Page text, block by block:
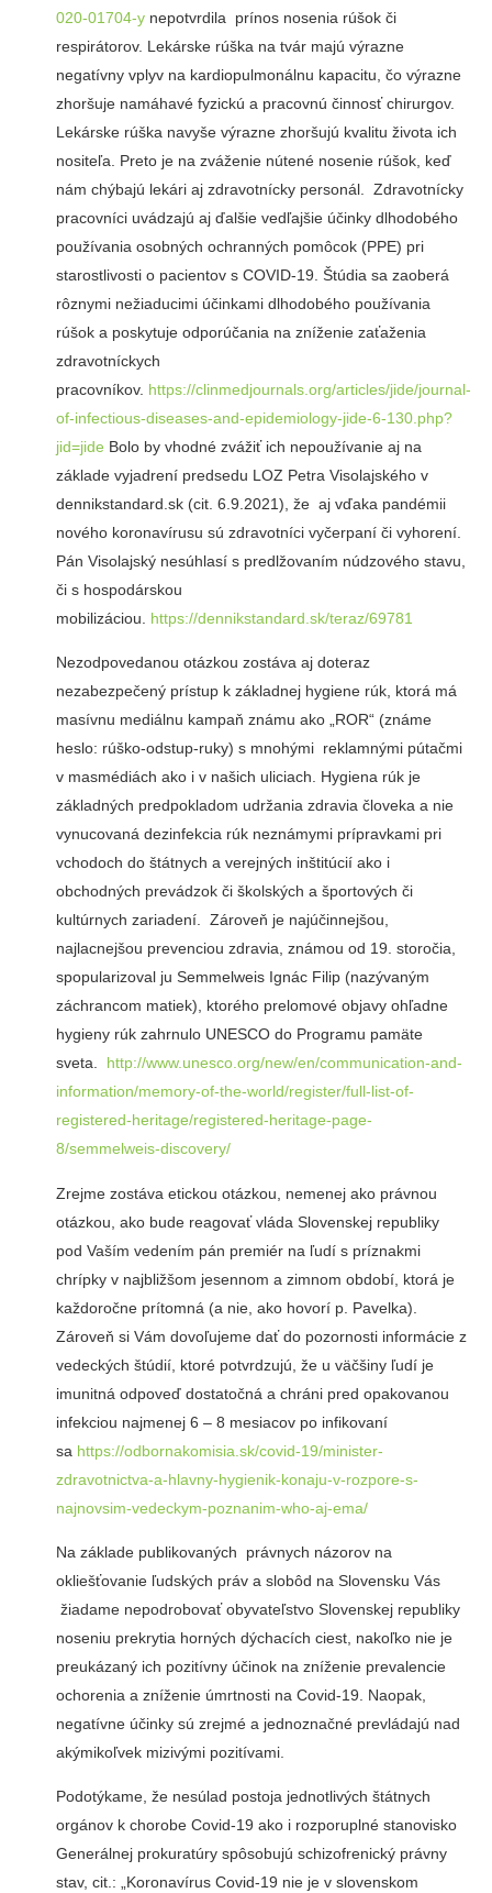
020-01704-ynepotvrdila prínos nosenia rúšok či
respirátorov. Lekárske rúška na tvár majú výrazne
negatívny vplyv na kardiopulmonálnu kapacitu, čo výrazne
zhoršuje namáhavé fyzickú a pracovnú činnosť chirurgov.
Lekárske rúška navyše výrazne zhoršujú kvalitu života ich
nositeľa. Preto je na zváženie nútené nosenie rúšok, keď
nám chýbajú lekári aj zdravotnícky personál. Zdravotnícky
pracovníci uvádzajú aj ďalšie vedľajšie účinky dlhodobého
používania osobných ochranných pomôcok (PPE) pri
starostlivosti o pacientov s COVID-19. Štúdia sa zaoberá
rôznymi nežiaducimi účinkami dlhodobého používania
rúšok a poskytuje odporúčania na zníženie zaťaženia
zdravotníckych
pracovníkov. https://clinmedjournals.org/articles/jide/journal-
of-infectious-diseases-and-epidemiology-jide-6-130.php?
jid=jide Bolo by vhodné zvážiť ich nepoužívanie aj na
základe vyjadrení predsedu LOZ Petra Visolajského v
dennikstandard.sk (cit. 6.9.2021), že aj vďaka pandémii
nového koronavírusu sú zdravotníci vyčerpaní či vyhorení.
Pán Visolajský nesúhlasí s predlžovaním núdzového stavu,
či s hospodárskou
mobilizáciou. https://dennikstandard.sk/teraz/69781
Nezodpovedanou otázkou zostáva aj doteraz
nezabezpečený prístup k základnej hygiene rúk, ktorá má
masívnu mediálnu kampaň známu ako „ROR“ (známe
heslo: rúško-odstup-ruky) s mnohými reklamnými pútačmi
v masmédiách ako i v našich uliciach. Hygiena rúk je
základných predpokladom udržania zdravia človeka a nie
vynucovaná dezinfekcia rúk neznámymi prípravkami pri
vchodoch do štátnych a verejných inštitúcií ako i
obchodných prevádzok či školských a športových či
kultúrnych zariadení. Zároveň je najúčinnejšou,
najlacnejšou prevenciou zdravia, známou od 19. storočia,
spopularizoval ju Semmelweis Ignác Filip (nazývaným
záchrancom matiek), ktorého prelomové objavy ohľadne
hygieny rúk zahrnulo UNESCO do Programu pamäte
sveta. http://www.unesco.org/new/en/communication-and-
information/memory-of-the-world/register/full-list-of-
registered-heritage/registered-heritage-page-
8/semmelweis-discovery/
Zrejme zostáva etickou otázkou, nemenej ako právnou
otázkou, ako bude reagovať vláda Slovenskej republiky
pod Vaším vedením pán premiér na ľudí s príznakmi
chrípky v najbližšom jesennom a zimnom období, ktorá je
každoročne prítomná (a nie, ako hovorí p. Pavelka).
Zároveň si Vám dovoľujeme dať do pozornosti informácie z
vedeckých štúdií, ktoré potvrdzujú, že u väčšiny ľudí je
imunitná odpoveď dostatočná a chráni pred opakovanou
infekciou najmenej 6 – 8 mesiacov po infikovaní
sa https://odbornakomisia.sk/covid-19/minister-
zdravotnictva-a-hlavny-hygienik-konaju-v-rozpore-s-
najnovsim-vedeckym-poznanim-who-aj-ema/
Na základe publikovaných právnych názorov na
okliešťovanie ľudských práv a slobôd na Slovensku Vás
žiadame nepodrobovať obyvateľstvo Slovenskej republiky
noseniu prekrytia horných dýchacích ciest, nakoľko nie je
preukázaný ich pozitívny účinok na zníženie prevalencie
ochorenia a zníženie úmrtnosti na Covid-19. Naopak,
negatívne účinky sú zrejmé a jednoznačné prevládajú nad
akýmikoľvek mizivými pozitívami.
Podotýkame, že nesúlad postoja jednotlivých štátnych
orgánov k chorobe Covid-19 ako i rozporuplné stanovisko
Generálnej prokuratúry spôsobujú schizofrenický právny
stav, cit.: „Koronavírus Covid-19 nie je v slovenskom